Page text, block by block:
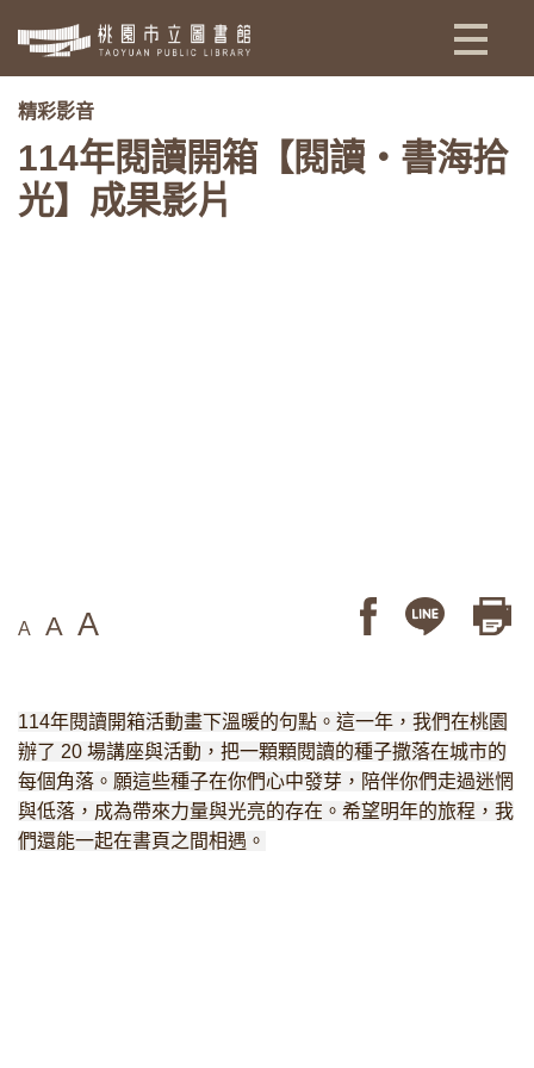
:::
精彩影音
114年閱讀開箱【閱讀‧書海拾
光】成果影片
A A A
114年閱讀開箱活動畫下溫暖的句點。這一年，我們在桃園
辦了 20 場講座與活動，把一顆顆閱讀的種子撒落在城市的
每個角落。願這些種子在你們心中發芽，陪伴你們走過迷惘
與低落，成為帶來力量與光亮的存在。希望明年的旅程，我
們還能一起在書頁之間相遇。